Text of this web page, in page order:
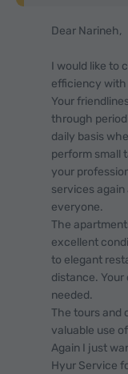
Dear Narineh,
I would like to
efficiency
Your
through
daily basis
perform small
your
services
everyone.
The
excellent
to elegant
distance.
needed.
The tours and
valuable use
Again I just
Hyur Service